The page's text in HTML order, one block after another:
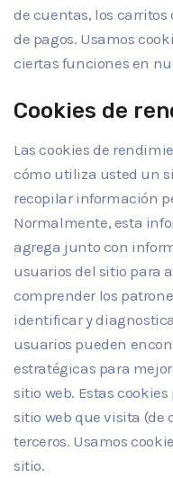
de cuentas, los
de pagos. Usamos
ciertas funciones en
Cookies de
Las cookies de
cómo utiliza usted un
recopilar información
Normalmente, esta
agrega junto con
usuarios del sitio para
comprender los
identificar y
usuarios pueden
estratégicas para
sitio web. Estas
sitio web que visita (de
terceros. Usamos
sitio.